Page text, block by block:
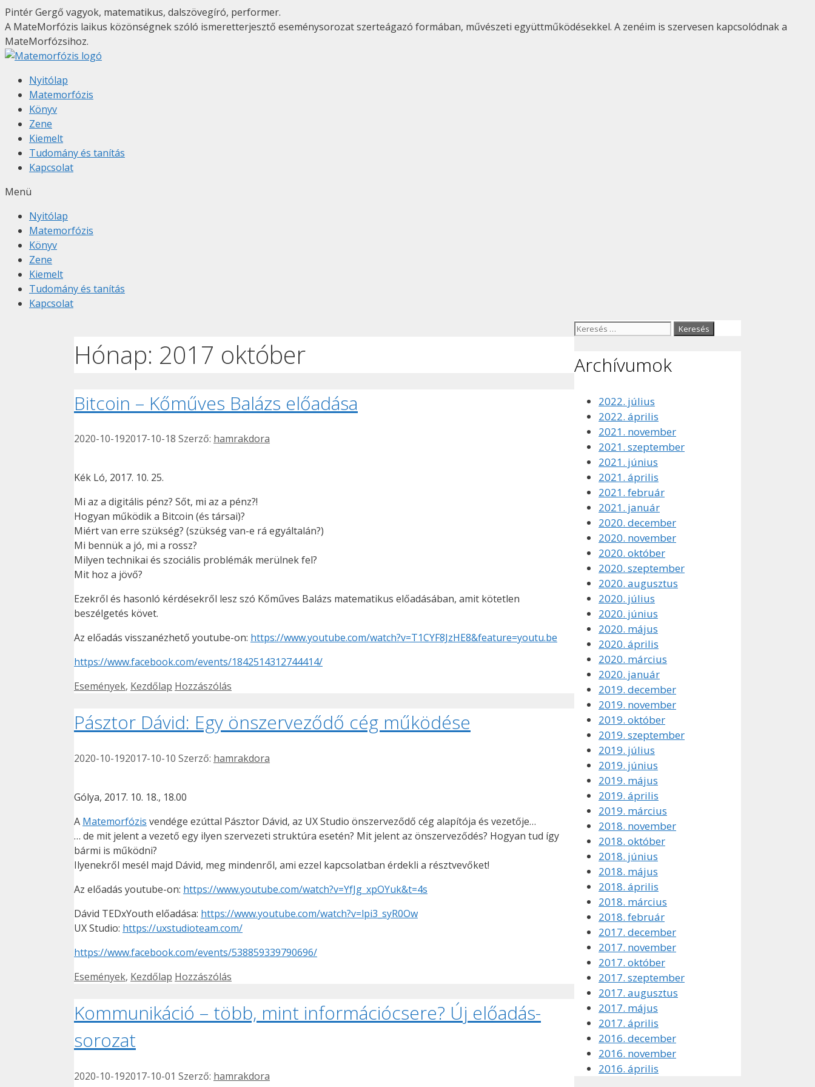
Kilépés
a
tartalomba
Pintér Gergő vagyok, matematikus, dalszövegíró, performer.
A MateMorfózis laikus közönségnek szóló ismeretterjesztő eseménysorozat szerteágazó formában, művészeti együttműködésekkel. A zenéim is szervesen kapcsolódnak a
MateMorfózsihoz.
Nyitólap
Matemorfózis
Könyv
Zene
Kiemelt
Tudomány és tanítás
Kapcsolat
Menü
Nyitólap
Matemorfózis
Könyv
Zene
Kiemelt
Tudomány és tanítás
Kapcsolat
Hónap: 2017 október
Bitcoin – Kőműves Balázs előadása
2020-10-192017-10-18 Szerző: hamrakdora
Kék Ló, 2017. 10. 25.
Mi az a digitális pénz? Sőt, mi az a pénz?!
Hogyan működik a Bitcoin (és társai)?
Miért van erre szükség? (szükség van-e rá egyáltalán?)
Mi bennük a jó, mi a rossz?
Milyen technikai és szociális problémák merülnek fel?
Mit hoz a jövő?
Ezekről és hasonló kérdésekről lesz szó Kőműves Balázs matematikus előadásában, amit kötetlen
beszélgetés követ.
Az előadás visszanézhető youtube-on: https://www.youtube.com/watch?v=T1CYF8JzHE8&feature=youtu.be
https://www.facebook.com/events/1842514312744414/
Kategória
Események, Kezdőlap Hozzászólás
Pásztor Dávid: Egy önszerveződő cég működése
2020-10-192017-10-10 Szerző: hamrakdora
Gólya, 2017. 10. 18., 18.00
A Matemorfózis vendége ezúttal Pásztor Dávid, az UX Studio önszerveződő cég alapítója és vezetője…
… de mit jelent a vezető egy ilyen szervezeti struktúra esetén? Mit jelent az önszerveződés? Hogyan tud így
bármi is működni?
Ilyenekről mesél majd Dávid, meg mindenről, ami ezzel kapcsolatban érdekli a résztvevőket!
Az előadás youtube-on: https://www.youtube.com/watch?v=YfJg_xpOYuk&t=4s
Dávid TEDxYouth előadása: https://www.youtube.com/watch?v=lpi3_syR0Ow
UX Studio: https://uxstudioteam.com/
https://www.facebook.com/events/538859339790696/
Kategória
Események, Kezdőlap Hozzászólás
Kommunikáció – több, mint információcsere? Új előadás-
sorozat
2020-10-192017-10-01 Szerző: hamrakdora
Keresés:
Archívumok
2022. július
2022. április
2021. november
2021. szeptember
2021. június
2021. április
2021. február
2021. január
2020. december
2020. november
2020. október
2020. szeptember
2020. augusztus
2020. július
2020. június
2020. május
2020. április
2020. március
2020. január
2019. december
2019. november
2019. október
2019. szeptember
2019. július
2019. június
2019. május
2019. április
2019. március
2018. november
2018. október
2018. június
2018. május
2018. április
2018. március
2018. február
2017. december
2017. november
2017. október
2017. szeptember
2017. augusztus
2017. május
2017. április
2016. december
2016. november
2016. április